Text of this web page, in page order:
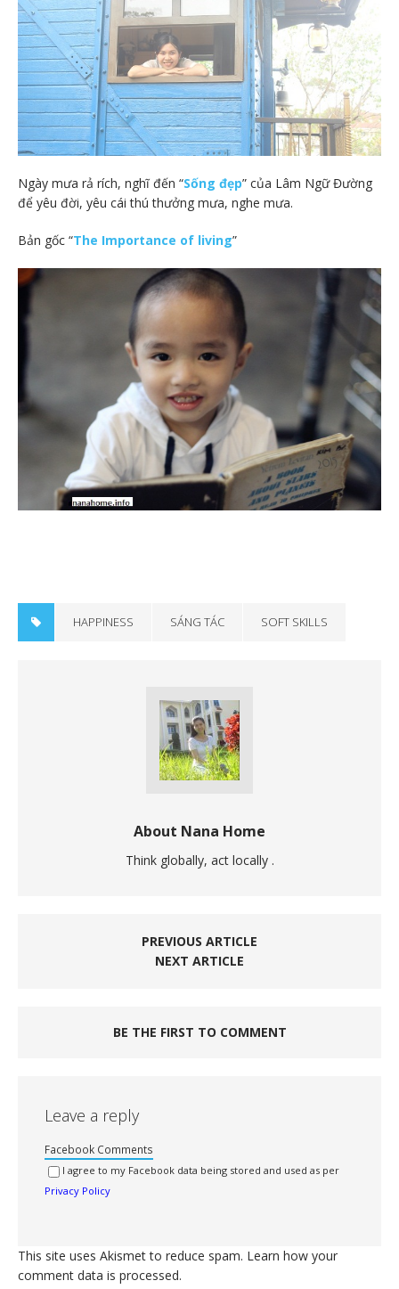
Ngày mưa rả rích, nghĩ đến “Sống đẹp” của Lâm Ngữ Đường
để yêu đời, yêu cái thú thưởng mưa, nghe mưa.
Bản gốc “The Importance of living”
HAPPINESS SÁNG TÁC SOFT SKILLS
About Nana Home
Think globally, act locally .
PREVIOUS ARTICLE
NEXT ARTICLE
BE THE FIRST TO COMMENT
Leave a reply
Facebook Comments
I agree to my Facebook data being stored and used as per
Privacy Policy
This site uses Akismet to reduce spam. Learn how your
comment data is processed.